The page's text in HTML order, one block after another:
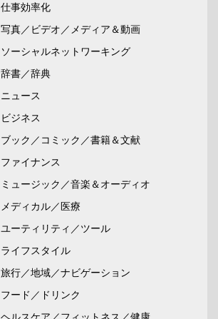
仕事効率化
写真／ビデオ／メディア＆動画
ソーシャルネットワーキング
辞書／辞典
ニュース
ビジネス
ブック／コミック／書籍＆文献
ファイナンス
ミュージック／音楽＆オーディオ
メディカル／医療
ユーティリティ／ツール
ライフスタイル
旅行／地域／ナビゲーション
フード／ドリンク